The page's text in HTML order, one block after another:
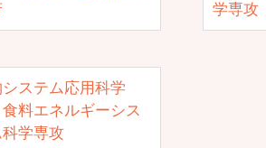
学専攻
ステム応用科学
料エネルギーシス
学専攻